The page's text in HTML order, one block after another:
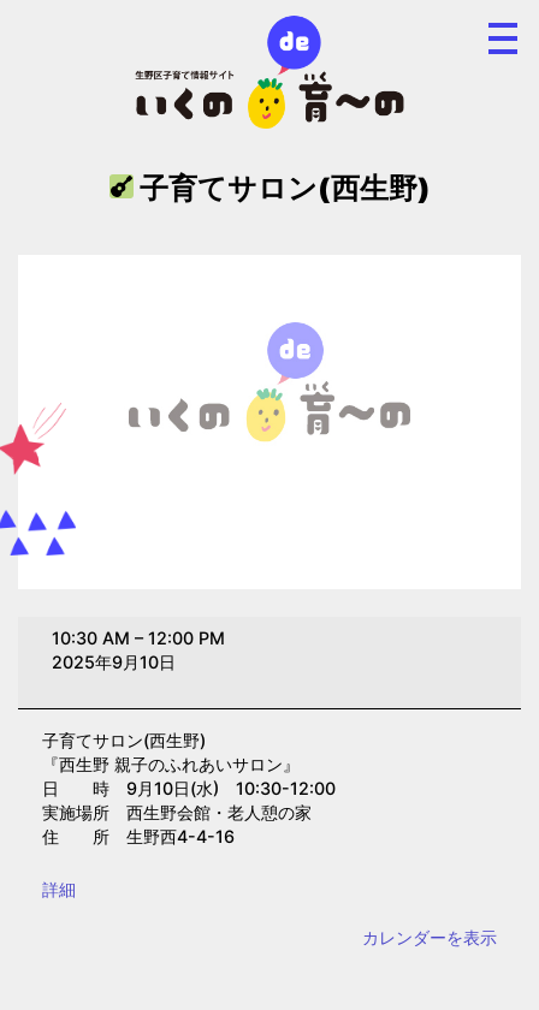
子育てサロン(西生野)
10:30 AM –12:00 PM
2025年9月10日
子育てサロン(西生野)
『西生野 親子のふれあいサロン』
日 時 9月10日(水) 10:30-12:00
実施場所 西生野会館・老人憩の家
住 所 生野西4-4-16
{title}
詳細
カレンダーを表示